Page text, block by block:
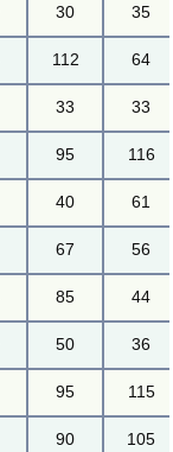
30 35
112 64
33 33
95 116
40 61
67 56
85 44
50 36
95 115
90 105